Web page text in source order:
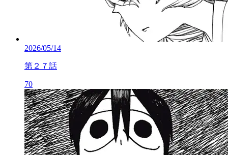
2026/05/14
第２７話
70